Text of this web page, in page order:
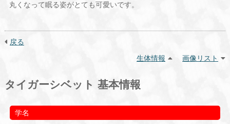
丸くなって眠る姿がとても可愛いです。
戻る
生体情報
画像リスト
タイガーシベット 基本情報
学名